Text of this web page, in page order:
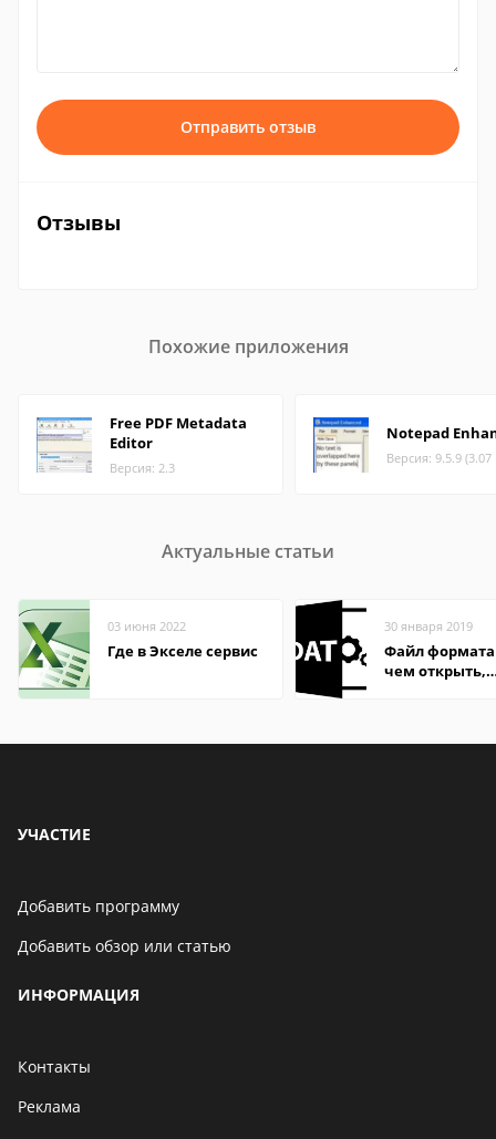
Отправить отзыв
Отзывы
Похожие приложения
Free PDF Metadata
Editor
Версия: 2.3
Notepad
Версия: 9.5.9
Актуальные статьи
03 июня 2022
Где в Экселе сервис
30 января 2019
Файл формата
чем открыть,
УЧАСТИЕ
Добавить программу
Добавить обзор или статью
ИНФОРМАЦИЯ
Контакты
Реклама